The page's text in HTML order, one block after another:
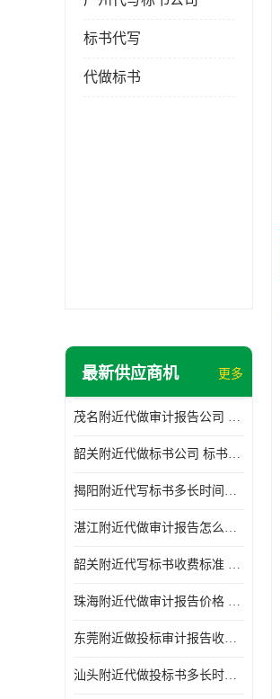
标书代写
代做标书
最新供应商机 更多
茂名附近代做审计报告公司 投标书怎么做
韶关附近代做标书公司 标书制作周期快
揭阳附近代写标书多长时间做好 投标书怎么做
湛江附近代做审计报告怎么收费 一对一服务
韶关附近代写标书收费标准 满足客户需求
珠海附近代做审计报告价格 投标书怎么做
东莞附近做投标审计报告收费标准 标书废标注意事项
汕头附近代做投标书多长时间做好 标书废标注意事项